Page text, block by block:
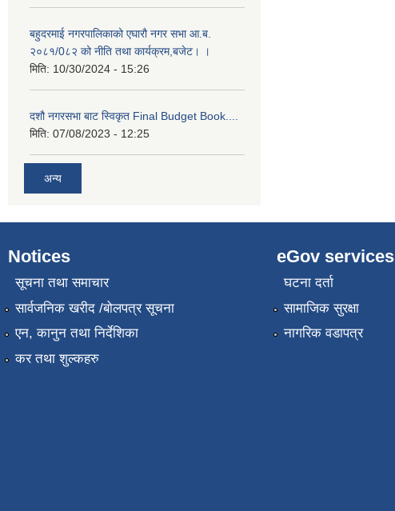
बहुदरमाई नगरपालिकाको एघारौ नगर सभा आ.ब.
२०८१/0८२ को नीति तथा कार्यक्रम,बजेट। ।
मिति: 10/30/2024 - 15:26
दशौ नगरसभा बाट स्विकृत Final Budget Book....
मिति: 07/08/2023 - 12:25
अन्य
Notices
सूचना तथा समाचार
सार्वजनिक खरीद /बोलपत्र सूचना
एन, कानुन तथा निर्देशिका
कर तथा शुल्कहरु
eGov services
घटना दर्ता
सामाजिक सुरक्षा
नागरिक वडापत्र